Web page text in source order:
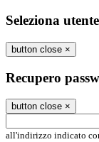
Seleziona utente
button close ×
Recupero
button close ×
all'indirizzo indicato